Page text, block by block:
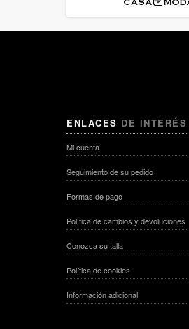
ENLACES DE INTERÉS
Mi cuenta
Seguimiento de su pedido
Formas de pago
Política de cambios y devoluciones
Conozca su talla
Política de cookies
Información adicional